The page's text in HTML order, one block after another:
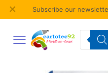
Subscribe our
✕
Products
search